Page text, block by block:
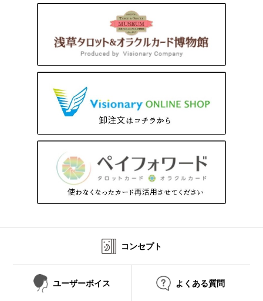
コンセプト
ユーザーボイス よくある質問